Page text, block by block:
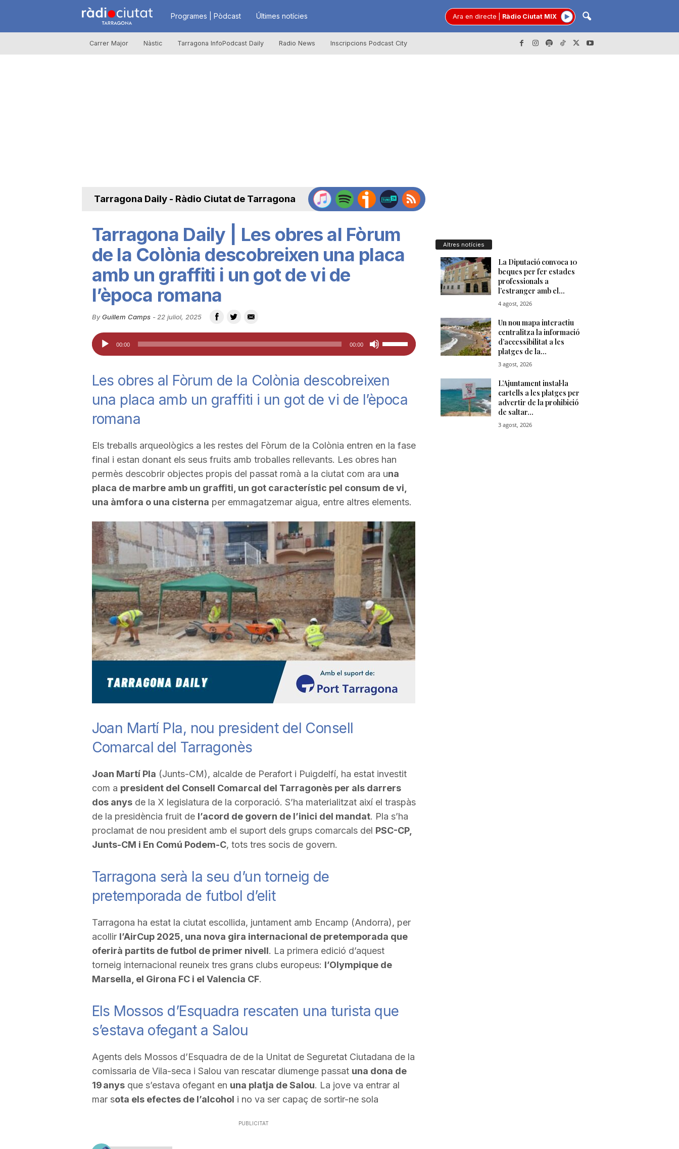
R
à
u
t
e
r
g
o
n
Programes | Pòdcast Últimes notícies Ara en directe Ràdio Ciutat MIX
Carrer Major Nàstic Tarragona InfoPodcast Daily Radio News Inscripcions Podcast City
Tarragona Daily - Ràdio Ciutat de Tarragona
Tarragona Daily | Les obres al Fòrum
de la Colònia descobreixen una placa
amb un graffiti i un got de vi de
l’època romana
By Guillem Camps- 22 juliol, 2025
Reproductor
d'àudio
00:00 00:00
Feu
servir
tecles
de
amunt/cap
avall
a
incrementar
disminuir
el
volum.
Les obres al Fòrum de la Colònia descobreixen
una placa amb un graffiti i un got de vi de l’època
romana
Els treballs arqueològics a les restes del Fòrum de la Colònia entren en la fase
final i estan donant els seus fruits amb troballes rellevants. Les obres han
permès descobrir objectes propis del passat romà a la ciutat com ara una
placa de marbre amb un graffiti, un got característic pel consum de vi,
una àmfora o una cisterna per emmagatzemar aigua, entre altres elements.
Joan Martí Pla, nou president del Consell
Comarcal del Tarragonès
Joan Martí Pla (Junts-CM), alcalde de Perafort i Puigdelfí, ha estat investit
com a president del Consell Comarcal del Tarragonès per als darrers
dos anysde la X legislatura de la corporació. S’ha materialitzat així el traspàs
de la presidència fruit de l’acord de govern de l’inici del mandat. Pla s’ha
proclamat de nou president amb el suport dels grups comarcals del PSC-CP,
Junts-CM i En Comú Podem-C, tots tres socis de govern.
Tarragona serà la seu d’un torneig de
pretemporada de futbol d’elit
Tarragona ha estat la ciutat escollida, juntament amb Encamp (Andorra), per
acollir l’AirCup 2025, una nova gira internacional de pretemporada que
oferirà partits de futbol de primer nivell. La primera edició d’aquest
torneig internacional reuneix tres grans clubs europeus: l’Olympique de
Marsella, el Girona FC i el Valencia CF.
Els Mossos d’Esquadra rescaten una turista que
s’estava ofegant a Salou
Agents dels Mossos d’Esquadra de de la Unitat de Seguretat Ciutadana de la
comissaria de Vila-seca i Salou van rescatar diumenge passat una dona de
19 anysque s’estava ofegant en una platja de Salou. La jove va entrar al
mar sota els efectes de l’alcohol i no va ser capaç de sortir-ne sola
PUBLICITAT
Altres notícies